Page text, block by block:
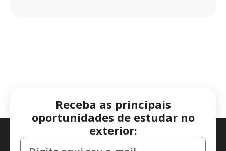
Receba as principais
oportunidades de estudar no
exterior: